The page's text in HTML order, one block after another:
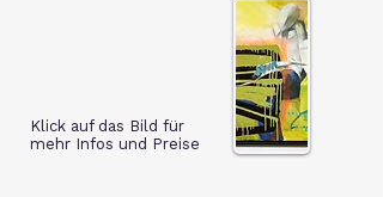
Klick auf das Bild für
mehr Infos und Preise